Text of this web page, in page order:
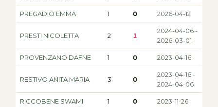
PREGADIO EMMA 1 0 2026-04-12
PRESTI NICOLETTA 2 1
2024-04-06 -
2026-03-01
PROVENZANO DAFNE 1 0 2023-04-16
RESTIVO ANITA MARIA 3 0
2023-04-16 -
2024-04-06
RICCOBENE SWAMI 1 0 2023-11-26